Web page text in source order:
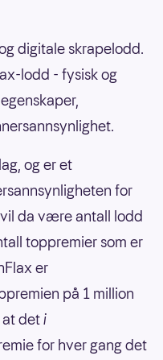
digitale skrapelodd.
lodd - fysisk og
og er et
for
da være antall lodd
toppremier som er
er
på 1 million
deti
for hver gang det